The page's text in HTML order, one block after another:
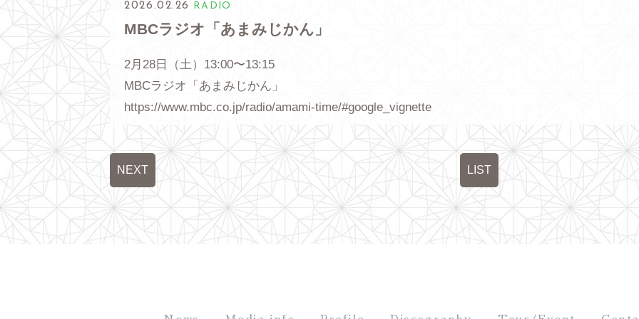
2026.02.26 RADIO
MBCラジオ「あまみじかん」
2月28日（土）13:00〜13:15
MBCラジオ「あまみじかん」
https://www.mbc.co.jp/radio/amami-time/#google_vignette
NEXT LIST